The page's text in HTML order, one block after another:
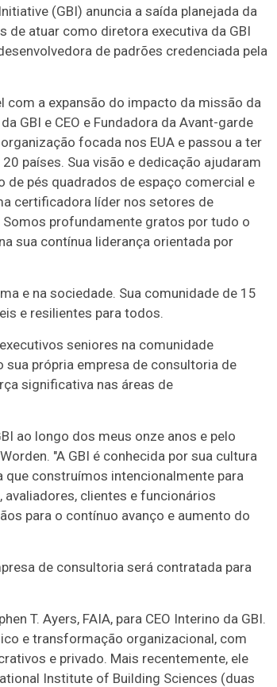
(GBI) anuncia a saída planejada da
de atuar como diretora executiva da GBI
de padrões credenciada pela
a expansão do impacto da missão da
GBI e CEO e Fundadora da Avant-garde
focada nos EUA e passou a ter
países. Sua visão e dedicação ajudaram
de pés quadrados de espaço comercial e
certificadora líder nos setores de
profundamente gratos por tudo o
sua contínua liderança orientada por
e na sociedade. Sua comunidade de 15
e resilientes para todos.
seniores na comunidade
sua própria empresa de consultoria de
significativa nas áreas de
ao longo dos meus onze anos e pelo
"A GBI é conhecida por sua cultura
que construímos intencionalmente para
clientes e funcionários
para o contínuo avanço e aumento do
de consultoria será contratada para
T. Ayers, FAIA, para CEO Interino da GBI.
e transformação organizacional, com
e privado. Mais recentemente, ele
Institute of Building Sciences (duas